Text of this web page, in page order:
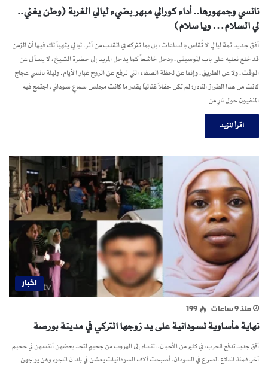
نانسي وجمهورها.. أداء كورالي مبهر يضيء ليالي الغربة (وطن يغني..
لي السلام… ويا سلام)
أفق جديد ثمة ليالٍ لا تُقاس بالساعات، بل بما تتركه في القلب من أثر. ليالٍ يتهيأ لك فيها أن الزمن
قد خلع نعليه على باب الموسيقى، ودخل خاشعاً كما يدخل المريد إلى حضرة الشيخ، لا يسأل عن
الوقت، ولا عن الطريق، وإنما عن لحظة الصفاء التي ترفع عن الروح غبار الأيام. وليلة نانسي عجاج
كانت من هذا الطراز النادر؛ لم تكن حفلاً غنائياً بقدر ما كانت مجلس سماعٍ سوداني، اجتمع فيه
المنفيون حول نارٍ من…
اقرأ المزيد
اخبار
منذ 9 ساعات 199
نهاية مأساوية لسودانية على يد زوجها التركي في مدينة بورصة
أفق جديد تدفع الحرب، في كثير من الأحيان، النساء إلى الهروب من جحيمٍ لتجد بعضهن أنفسهن في جحيم
آخر. فمنذ اندلاع الصراع في السودان، أصبحت آلاف السودانيات يعشن في بلدان اللجوء وهن يواجهن